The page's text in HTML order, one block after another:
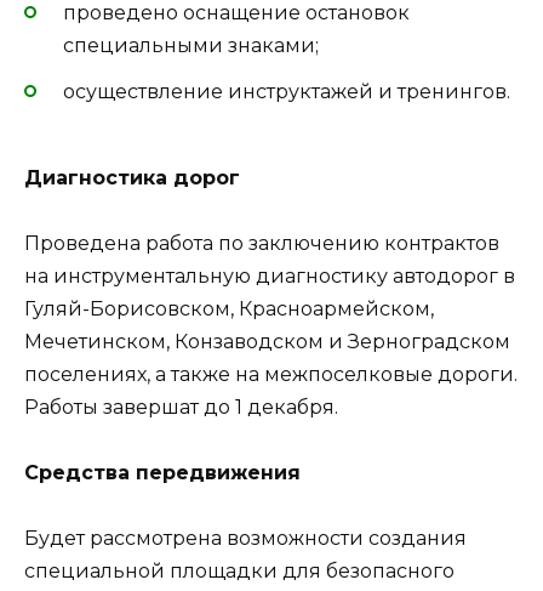
проведено оснащение остановок
специальными знаками;
осуществление инструктажей и тренингов.
Диагностика дорог
Проведена работа по заключению контрактов
на инструментальную диагностику автодорог в
Гуляй-Борисовском, Красноармейском,
Мечетинском, Конзаводском и Зерноградском
поселениях, а также на межпоселковые дороги.
Работы завершат до 1 декабря.
Средства передвижения
Будет рассмотрена возможности создания
специальной площадки для безопасного